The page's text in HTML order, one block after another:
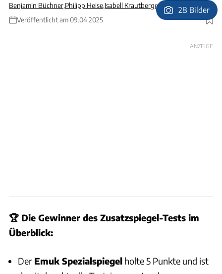
Benjamin Büchner,Philipp Heise,Isabell Krautberger
Veröffentlicht am 09.04.2025
Foto: Karl-Heinz Augustin, Archiv
28 Bilder
ANZEIGE
🏆 Die Gewinner des Zusatzspiegel-Tests im
Überblick:
Der Emuk Spezialspiegel holte 5 Punkte und ist